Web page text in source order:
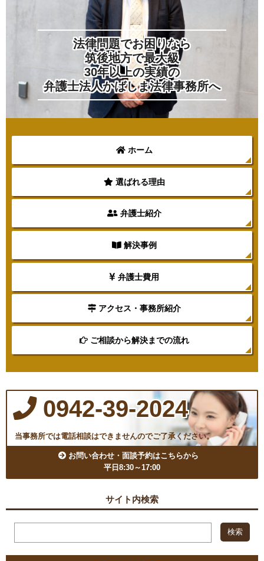
法律問題でお困りなら
筑後地方で最大級
30年以上の実績の
弁護士法人かばしま法律事務所へ
ホーム
選ばれる理由
弁護士紹介
解決事例
弁護士費用
アクセス・事務所紹介
ご相談から解決までの流れ
0942-39-2024
当事務所では電話相談はできませんのでご了承ください。
お問い合わせ・面談予約はこちらから
平日8:30～17:00
サイト内検索